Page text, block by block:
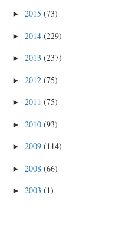
► 2015 (73)
► 2014 (229)
► 2013 (237)
► 2012 (75)
► 2011 (75)
► 2010 (93)
► 2009 (114)
► 2008 (66)
► 2003 (1)